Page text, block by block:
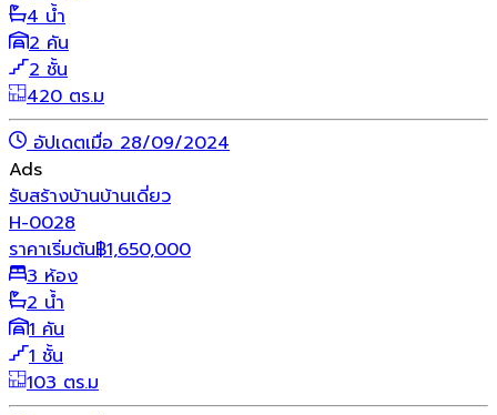
4 น้ำ
2 คัน
2 ชั้น
420 ตร.ม
อัปเดตเมื่อ 28/09/2024
Ads
รับสร้างบ้านบ้านเดี่ยว
H-0028
ราคาเริ่มต้น฿1,650,000
3 ห้อง
2 น้ำ
1 คัน
1 ชั้น
103 ตร.ม